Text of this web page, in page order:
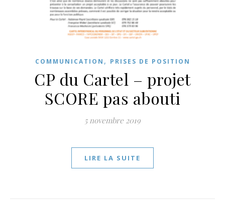
COMMUNICATION , PRISES DE POSITION
CP du Cartel – projet
SCORE pas abouti
5 novembre 2019
LIRE LA SUITE